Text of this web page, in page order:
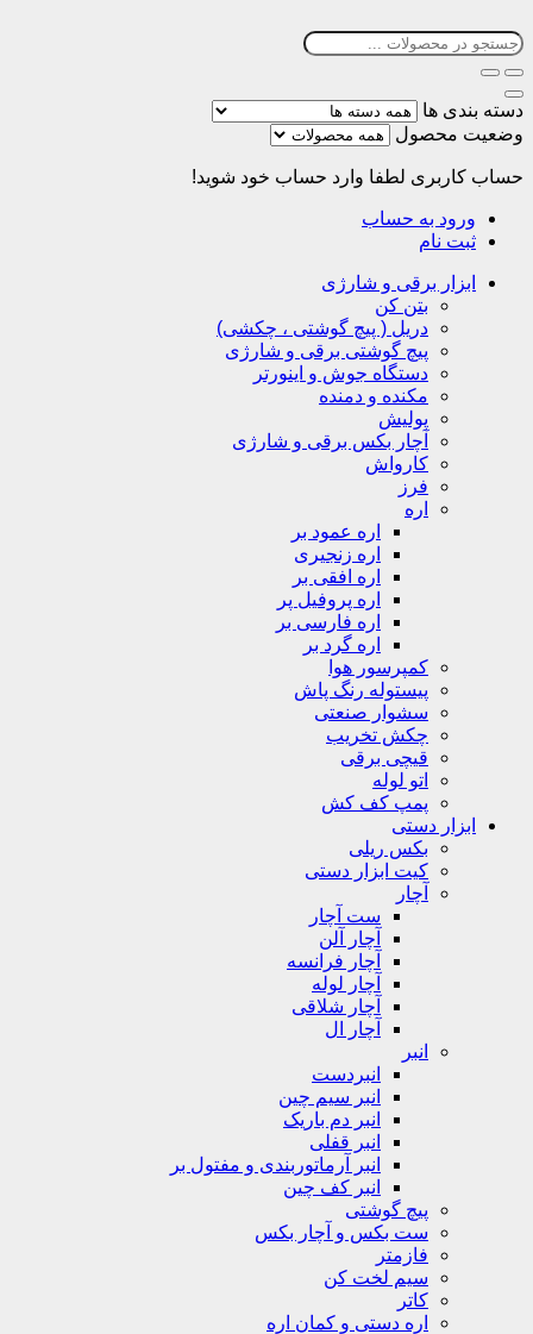
دسته بندی ها
وضعیت محصول
حساب کاربری لطفا وارد حساب خود شوید!
ورود به حساب
ثبت نام
ابزار برقی و شارژی
بتن کن
دریل ( پیچ گوشتی ، چکشی)
پیچ گوشتی برقی و شارژی
دستگاه جوش و اینورتر
مکنده و دمنده
پولیش
آچار بکس برقی و شارژی
کارواش
فرز
اره
اره عمود بر
اره زنجیری
اره افقی بر
اره پروفیل پر
اره فارسی بر
اره گرد بر
کمپرسور هوا
پیستوله رنگ پاش
سشوار صنعتی
چکش تخریب
قیچی برقی
اتو لوله
پمپ کف کش
ابزار دستی
بکس ریلی
کیت ابزار دستی
آچار
ست آچار
آچار آلن
آچار فرانسه
آچار لوله
آچار شلاقی
آچار ال
انبر
انبردست
انبر سیم چین
انبر دم باریک
انبر قفلی
انبر آرماتوربندی و مفتول بر
انبر کف چین
پیچ گوشتی
ست بکس و آچار بکس
فازمتر
سیم لخت کن
کاتر
اره دستی و کمان اره